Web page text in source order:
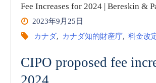
USPTO
New
Fee Increases for 2024 | Bereskin &
2023年9月25日
カナダ, カナダ知的財産庁, 料金改
CIPO proposed fee